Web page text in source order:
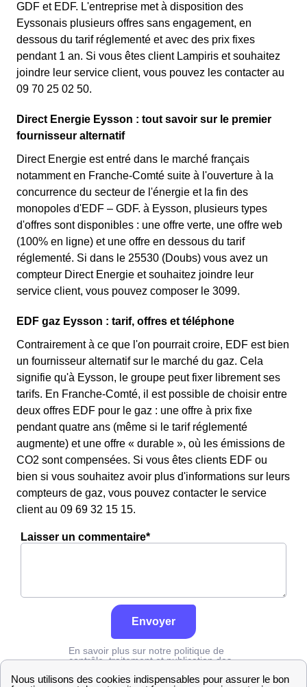
GDF et EDF. L'entreprise met à disposition des
Eyssonais plusieurs offres sans engagement, en
dessous du tarif réglementé et avec des prix fixes
pendant 1 an. Si vous êtes client Lampiris et souhaitez
joindre leur service client, vous pouvez les contacter au
09 70 25 02 50.
Direct Energie Eysson : tout savoir sur le premier
fournisseur alternatif
Direct Energie est entré dans le marché français
notamment en Franche-Comté suite à l'ouverture à la
concurrence du secteur de l'énergie et la fin des
monopoles d'EDF – GDF. à Eysson, plusieurs types
d'offres sont disponibles : une offre verte, une offre web
(100% en ligne) et une offre en dessous du tarif
réglementé. Si dans le 25530 (Doubs) vous avez un
compteur Direct Energie et souhaitez joindre leur
service client, vous pouvez composer le 3099.
EDF gaz Eysson : tarif, offres et téléphone
Contrairement à ce que l'on pourrait croire, EDF est bien
un fournisseur alternatif sur le marché du gaz. Cela
signifie qu'à Eysson, le groupe peut fixer librement ses
tarifs. En Franche-Comté, il est possible de choisir entre
deux offres EDF pour le gaz : une offre à prix fixe
pendant quatre ans (même si le tarif réglementé
augmente) et une offre « durable », où les émissions de
CO2 sont compensées. Si vous êtes clients EDF ou
bien si vous souhaitez avoir plus d'informations sur leurs
compteurs de gaz, vous pouvez contacter le service
client au 09 69 32 15 15.
Laisser un commentaire*
Envoyer
En savoir plus sur notre politique de
contrôle, traitement et publication des